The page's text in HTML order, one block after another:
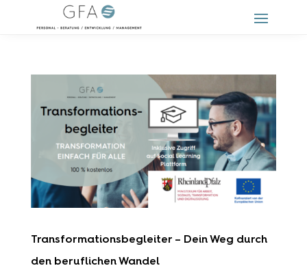
Transformationsbegleiter – Dein Weg durch
den beruflichen Wandel